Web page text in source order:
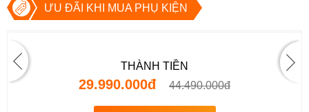
Còn hàng
Đặt giữ hàng
ƯU ĐÃI KHI MUA PHỤ KIỆN
THÀNH TIỀN
29.990.000đ 44.490.000đ